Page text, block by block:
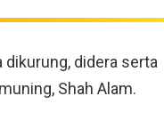
didera serta
Shah Alam.